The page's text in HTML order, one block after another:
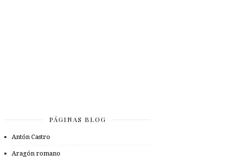
PÁGINAS BLOG
Antón Castro
Aragón romano